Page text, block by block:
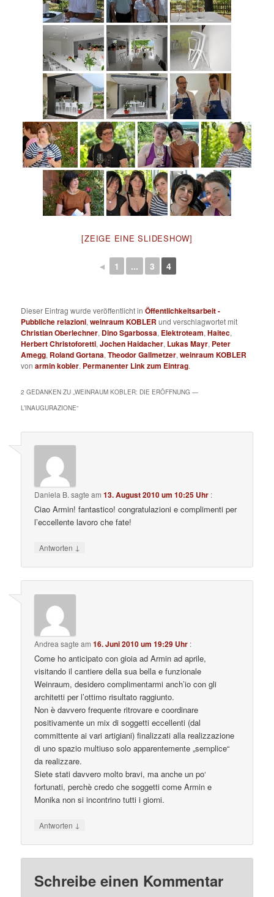
[ZEIGE EINE SLIDESHOW]
◄ 1 ... 3 4
Dieser Eintrag wurde veröffentlicht inÖffentlichkeitsarbeit -
Pubbliche relazioni,weinraum KOBLER und verschlagwortet mit
Christian Oberlechner, Dino Sgarbossa, Elektroteam,Haitec,
Herbert Christoforetti,Jochen Haidacher, Lukas Mayr, Peter
Amegg, Roland Gortana,Theodor Gallmetzer,weinraum KOBLER
vonarmin kobler. Permanenter Link zum Eintrag.
2 GEDANKEN ZU „WEINRAUM KOBLER: DIE ERÖFFNUNG —
L’INAUGURAZIONE“
Daniela B. sagte am13. August 2010 um 10:25 Uhr :
Ciao Armin! fantastico! congratulazioni e complimenti per
l’eccellente lavoro che fate!
Antworten ↓
Andrea sagte am16. Juni 2010 um 19:29 Uhr :
Come ho anticipato con gioia ad Armin ad aprile,
visitando il cantiere della sua bella e funzionale
Weinraum, desidero complimentarmi anch’io con gli
architetti per l’ottimo risultato raggiunto.
Non è davvero frequente ritrovare e coordinare
positivamente un mix di soggetti eccellenti (dal
committente ai vari artigiani) finalizzati alla realizzazione
di uno spazio multiuso solo apparentemente „semplice“
da realizzare.
Siete stati davvero molto bravi, ma anche un po‘
fortunati, perchè credo che soggetti come Armin e
Monika non si incontrino tutti i giorni.
Antworten ↓
Schreibe einen Kommentar